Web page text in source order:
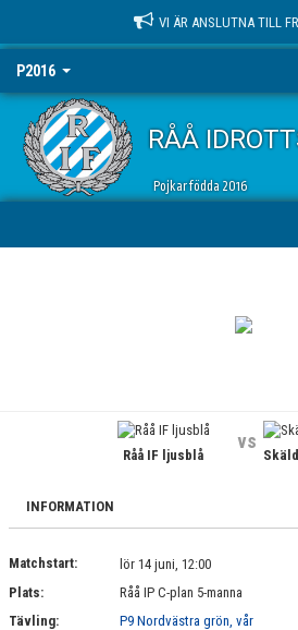
VI ÄR ANSLUTNA TILL
P2016
RÅÅ
Pojkar födda 2016
BILDGALLERI
KONTAKT
Råå IF ljusblå
vs
INFORMATION
Matchstart:
lör 14 juni, 12:00
Plats:
Råå IP C-plan 5-manna
Tävling:
P9 Nordvästra grön, vår